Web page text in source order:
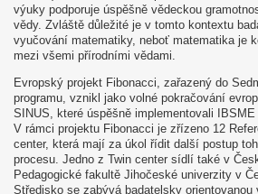
výuky podporuje úspěšně vědeckou
vědy. Zvláště důležité je v tomto kontextu
vyučování matematiky, neboť matematika je
mezi všemi přírodními vědami.
Evropský projekt Fibonacci, zařazený do
programu, vznikl jako volné pokračování
SINUS, které úspěšně implementovali
V rámci projektu Fibonacci je zřízeno 12
center, která mají za úkol řídit další postup
procesu. Jedno z Twin center sídlí také v
Pedagogické fakultě Jihočeské univerzity v
Středisko se zabývá badatelsky